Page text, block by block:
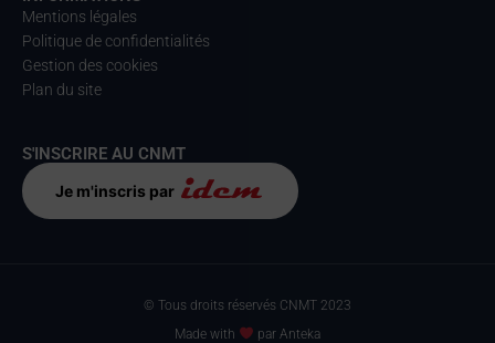
Mentions légales
Politique de confidentialités
Gestion des cookies
Plan du site
S'INSCRIRE AU CNMT
Je m'inscris par
© Tous droits réservés CNMT 2023
Made with
par Anteka